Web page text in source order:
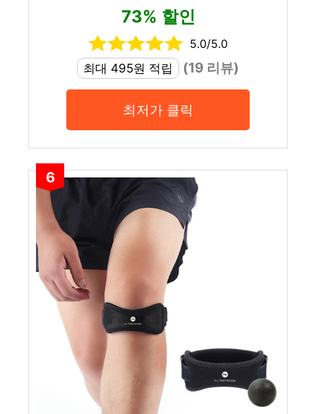
73% 할인
5.0/5.0
최대 495원 적립
(19 리뷰)
최저가 클릭
6